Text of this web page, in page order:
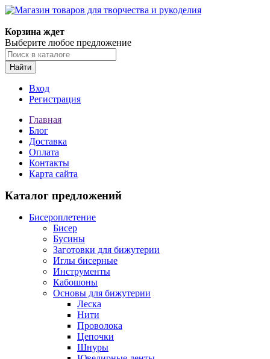
Корзина ждет
Выберите любое предложение
Найти
Вход
Регистрация
Главная
Блог
Доставка
Оплата
Контакты
Карта сайта
Каталог предложений
Бисероплетение
Бисер
Бусины
Заготовки для бижутерии
Иглы бисерные
Инструменты
Кабошоны
Основы для бижутерии
Леска
Нити
Проволока
Цепочки
Шнуры